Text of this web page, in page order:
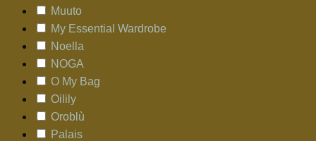
Muuto
My Essential Wardrobe
Noella
NOGA
O My Bag
Oilily
Oroblù
Palais